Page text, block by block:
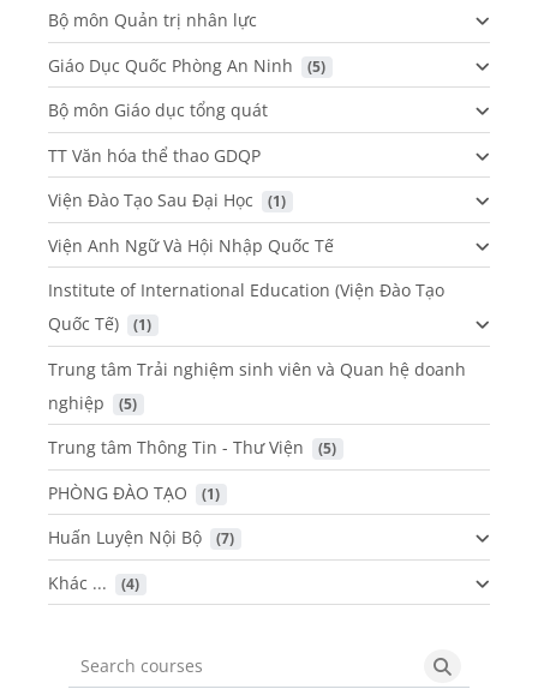
Bộ môn Quản trị nhân lực
Giáo Dục Quốc Phòng An Ninh
(5)
Bộ môn Giáo dục tổng quát
TT Văn hóa thể thao GDQP
Viện Đào Tạo Sau Đại Học
(1)
Viện Anh Ngữ Và Hội Nhập Quốc Tế
Institute of International Education (Viện Đào Tạo
Quốc Tế)
(1)
Trung tâm Trải nghiệm sinh viên và Quan hệ doanh
nghiệp
(5)
Trung tâm Thông Tin - Thư Viện (5)
PHÒNG ĐÀO TẠO (1)
Huấn Luyện Nội Bộ (7)
Khác ... (4)
Search courses